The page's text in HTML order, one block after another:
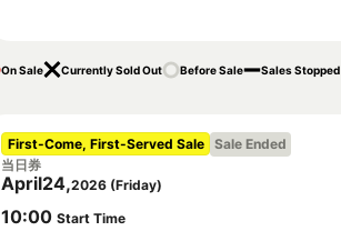
On Sale Currently Sold Out Before Sale Sales Stopped
First-Come, First-Served Sale Sale Ended
当日券
April24,2026 (Friday)
10:00 Start Time